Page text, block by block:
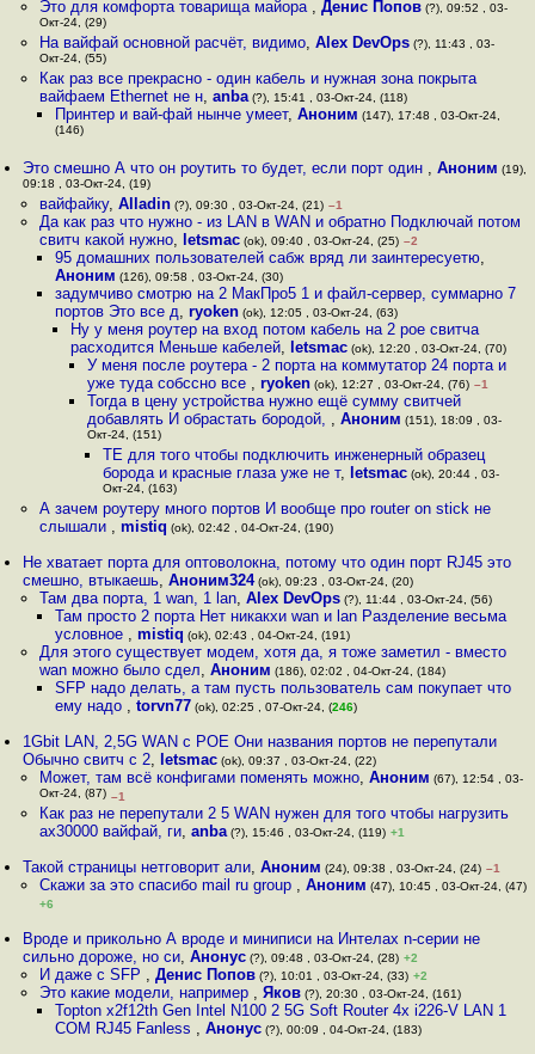
Это для комфорта товарища майора , Денис Попов(?), 09:52 , 03-
Окт-24, (29)
На вайфай основной расчёт, видимо, Alex DevOps(?), 11:43 , 03-
Окт-24, (55)
Как раз все прекрасно - один кабель и нужная зона покрыта
вайфаем Ethernet не н, anba(?), 15:41 , 03-Окт-24, (118)
Принтер и вай-фай нынче умеет, Аноним (147), 17:48 , 03-Окт-24,
(146)
Это смешно А что он роутить то будет, если порт один ,Аноним (19),
09:18 , 03-Окт-24, (19)
вайфайку, Alladin(?), 09:30 , 03-Окт-24, (21) –1
Да как раз что нужно - из LAN в WAN и обратно Подключай потом
свитч какой нужно, letsmac(ok), 09:40 , 03-Окт-24, (25) –2
95 домашних пользователей сабж вряд ли заинтересуетю,
Аноним (126), 09:58 , 03-Окт-24, (30)
задумчиво смотрю на 2 МакПро5 1 и файл-сервер, суммарно 7
портов Это все д, ryoken(ok), 12:05 , 03-Окт-24, (63)
Ну у меня роутер на вход потом кабель на 2 poe свитча
расходится Меньше кабелей, letsmac (ok), 12:20 , 03-Окт-24, (70)
У меня после роутера - 2 порта на коммутатор 24 порта и
уже туда собссно все , ryoken(ok), 12:27 , 03-Окт-24, (76) –1
Тогда в цену устройства нужно ещё сумму свитчей
добавлять И обрастать бородой, , Аноним (151), 18:09 , 03-
Окт-24, (151)
ТЕ для того чтобы подключить инженерный образец
борода и красные глаза уже не т, letsmac(ok), 20:44 , 03-
Окт-24, (163)
А зачем роутеру много портов И вообще про router on stick не
слышали , mistiq (ok), 02:42 , 04-Окт-24, (190)
Не хватает порта для оптоволокна, потому что один порт RJ45 это
смешно, втыкаешь,Аноним324(ok), 09:23 , 03-Окт-24, (20)
Там два порта, 1 wan, 1 lan, Alex DevOps(?), 11:44 , 03-Окт-24, (56)
Там просто 2 порта Нет никакхи wan и lan Разделение весьма
условное , mistiq (ok), 02:43 , 04-Окт-24, (191)
Для этого существует модем, хотя да, я тоже заметил - вместо
wan можно было сдел, Аноним (186), 02:02 , 04-Окт-24, (184)
SFP надо делать, а там пусть пользователь сам покупает что
ему надо , torvn77(ok), 02:25 , 07-Окт-24, (246)
1Gbit LAN, 2,5G WAN c POE Они названия портов не перепутали
Обычно свитч с 2, letsmac (ok), 09:37 , 03-Окт-24, (22)
Может, там всё конфигами поменять можно, Аноним (67), 12:54 , 03-
Окт-24, (87) –1
Как раз не перепутали 2 5 WAN нужен для того чтобы нагрузить
ax30000 вайфай, ги, anba(?), 15:46 , 03-Окт-24, (119) +1
Такой страницы нетговорит али,Аноним (24), 09:38 , 03-Окт-24, (24) –1
Скажи за это спасибо mail ru group , Аноним (47), 10:45 , 03-Окт-24, (47)
+6
Вроде и прикольно А вроде и миниписи на Интелах n-серии не
сильно дороже, но си,Анонус (?), 09:48 , 03-Окт-24, (28) +2
И даже с SFP , Денис Попов(?), 10:01 , 03-Окт-24, (33) +2
Это какие модели, например , Яков(?), 20:30 , 03-Окт-24, (161)
Topton x2f12th Gen Intel N100 2 5G Soft Router 4x i226-V LAN 1
COM RJ45 Fanless , Анонус(?), 00:09 , 04-Окт-24, (183)